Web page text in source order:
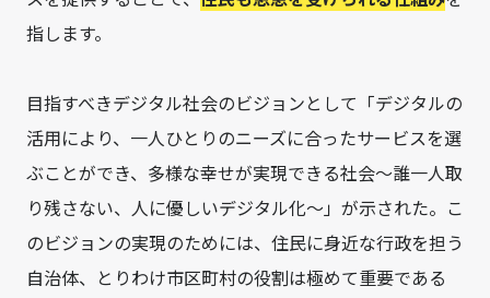
指します。
目指すべきデジタル社会のビジョンとして「デジタルの
活用により、一人ひとりのニーズに合ったサービスを選
ぶことができ、多様な幸せが実現できる社会～誰一人取
り残さない、人に優しいデジタル化～」が示された。こ
のビジョンの実現のためには、住民に身近な行政を担う
自治体、とりわけ市区町村の役割は極めて重要である